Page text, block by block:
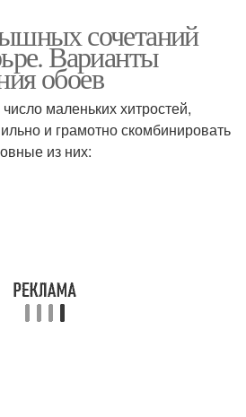
сочетаний
Варианты
обоев
маленьких хитростей,
и грамотно скомбинировать
из них: